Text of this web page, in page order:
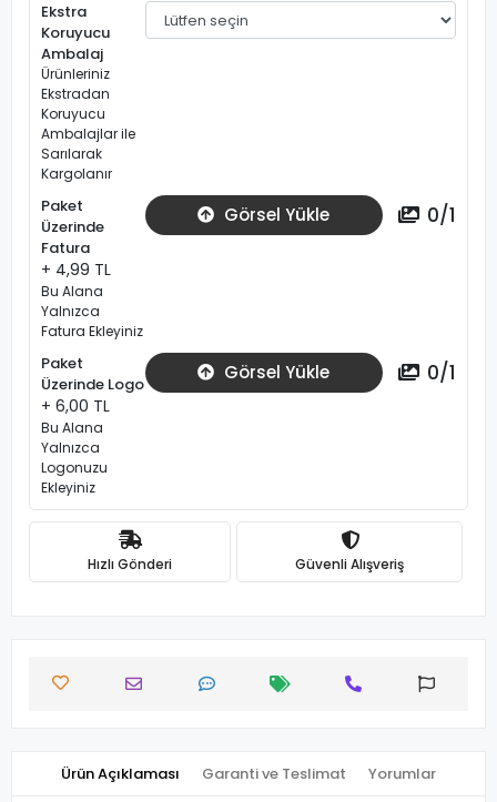
Ekstra
Koruyucu
Ambalaj
Ürünleriniz
Ekstradan
Koruyucu
Ambalajlar ile
Sarılarak
Kargolanır
Paket
Üzerinde
Fatura
+ 4,99 TL
Bu Alana
Yalnızca
Fatura Ekleyiniz
Görsel Yükle 0/1
Paket
Üzerinde Logo
+ 6,00 TL
Bu Alana
Yalnızca
Logonuzu
Ekleyiniz
Görsel Yükle 0/1
Hızlı Gönderi Güvenli Alışveriş
Ürün Açıklaması Garanti ve Teslimat Yorumlar